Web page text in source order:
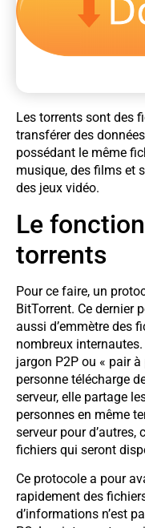
Les torrents sont des
transférer des
possédant le même
musique, des films et
des jeux vidéo.
Le
torrents
Pour ce faire, un
BitTorrent. Ce dernier
aussi d’emmètre des
nombreux
jargon P2P ou « pair
personne télécharge
serveur, elle partage
personnes en même
serveur pour
fichiers qui seront
Ce protocole a pour
rapidement des
d’informations n’est